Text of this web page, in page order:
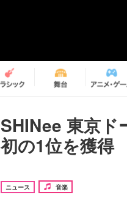
SHINee 東京ド
初の1位を獲得
ニュース 音楽